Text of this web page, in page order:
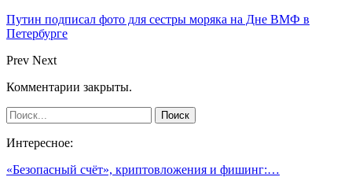
Путин подписал фото для сестры моряка на Дне ВМФ в
Петербурге
Prev Next
Комментарии закрыты.
Интересное:
«Безопасный счёт», криптовложения и фишинг:…